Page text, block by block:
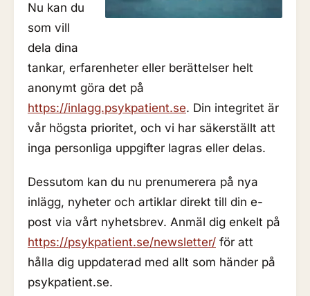
Nu kan du
som vill
dela dina
tankar, erfarenheter eller berättelser helt
anonymt göra det på
https://inlagg.psykpatient.se. Din integritet är
vår högsta prioritet, och vi har säkerställt att
inga personliga uppgifter lagras eller delas.
Dessutom kan du nu prenumerera på nya
inlägg, nyheter och artiklar direkt till din e-
post via vårt nyhetsbrev. Anmäl dig enkelt på
https://psykpatient.se/newsletter/ för att
hålla dig uppdaterad med allt som händer på
psykpatient.se.